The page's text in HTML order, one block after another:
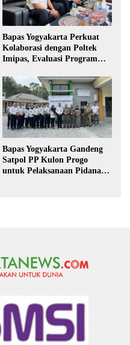
Bapas Yogyakarta Perkuat
Kolaborasi dengan Poltek
Imipas, Evaluasi Program
Bapas Yogyakarta Gandeng
Satpol PP Kulon Progo
untuk Pelaksanaan Pidana